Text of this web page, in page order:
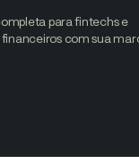
para fintechs e
com sua